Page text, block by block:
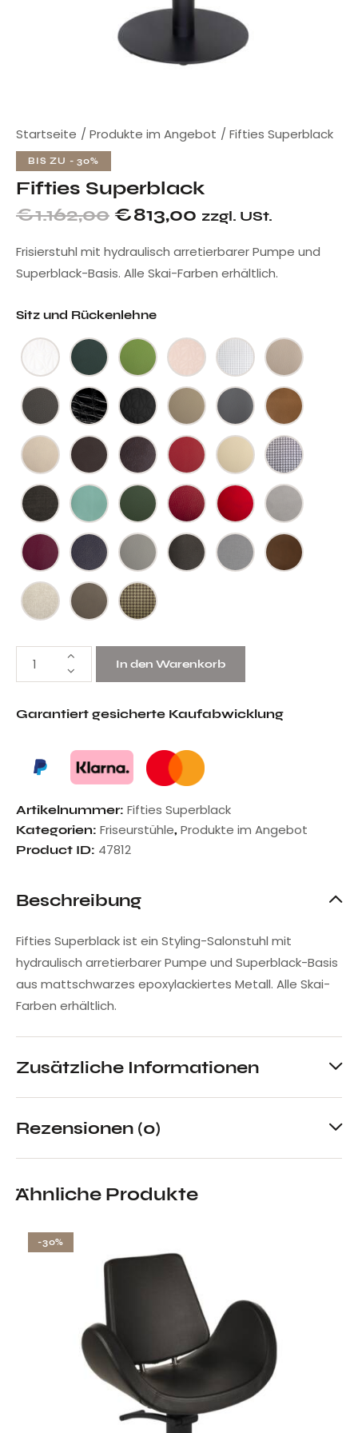
Startseite Produkte im Angebot Fifties Superblack
BIS ZU - 30%
Fifties Superblack
€1.162,00 €813,00 zzgl. USt.
Frisierstuhl mit hydraulisch arretierbarer Pumpe und
Superblack-Basis. Alle Skai-Farben erhältlich.
Sitz und Rückenlehne
In den Warenkorb
Garantiert gesicherte Kaufabwicklung
Artikelnummer: Fifties Superblack
Kategorien: Friseurstühle, Produkte im Angebot
Product ID: 47812
Beschreibung
Fifties Superblack ist ein Styling-Salonstuhl mit
hydraulisch arretierbarer Pumpe und Superblack-Basis
aus mattschwarzes epoxylackiertes Metall. Alle Skai-
Farben erhältlich.
Zusätzliche Informationen
Rezensionen (0)
Ähnliche Produkte
-30%